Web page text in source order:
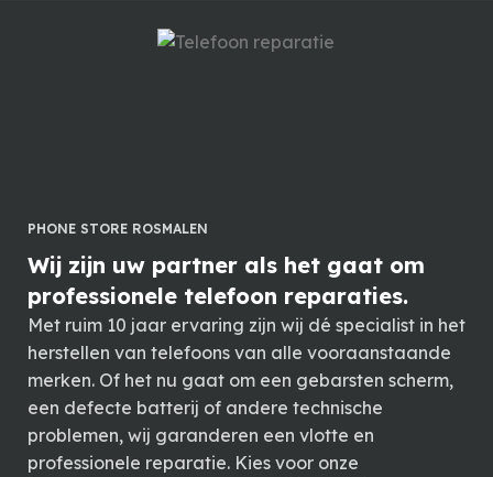
PHONE STORE ROSMALEN
Wij zijn uw partner als het gaat om
professionele telefoon reparaties.
Met ruim 10 jaar ervaring zijn wij dé specialist in het
herstellen van telefoons van alle vooraanstaande
merken. Of het nu gaat om een gebarsten scherm,
een defecte batterij of andere technische
problemen, wij garanderen een vlotte en
professionele reparatie. Kies voor onze